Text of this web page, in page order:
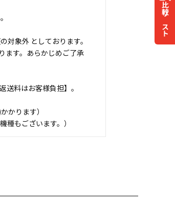
比較
リスト
象外 としております。
ます。あらかじめご了承
料はお客様負担】。
かります）
もございます。）